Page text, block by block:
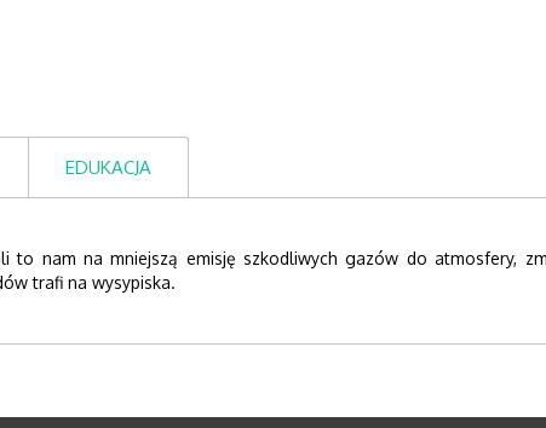
EDUKACJA
to nam na mniejszą emisję szkodliwych gazów do atmosfery,
trafi na wysypiska.